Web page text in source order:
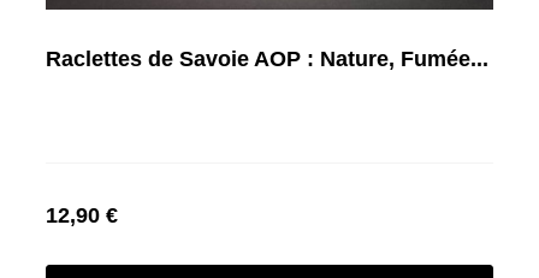
Raclettes de Savoie AOP : Nature, Fumée...
12,90 €